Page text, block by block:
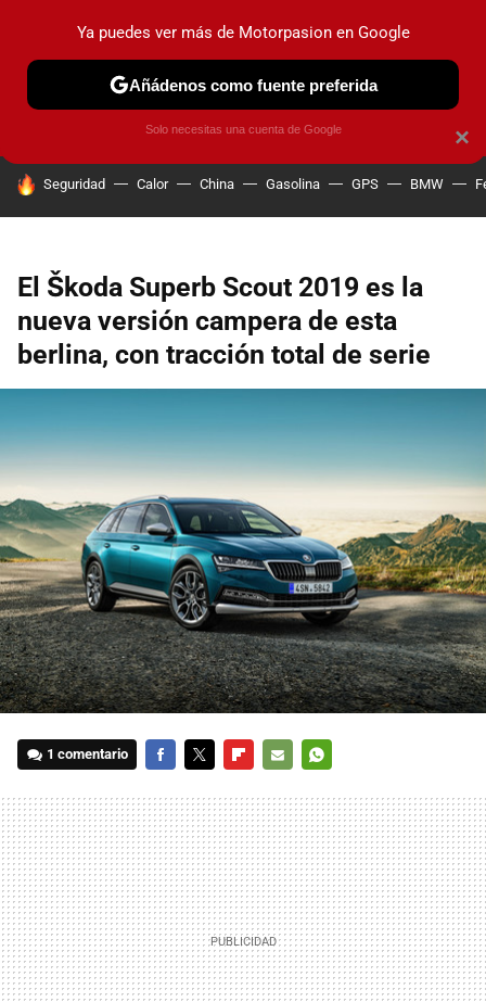
PRUEBAS COCHES ELÉCTRICOS OBSERVATORIO
HOY SE HABLA DE
Seguridad Calor China Gasolina GPS BMW
El Škoda Superb Scout 2019 es la
nueva versión campera de esta
berlina, con tracción total de serie
1 comentario
MAIL
×
Ya puedes ver más de Motorpasion en Google
Añádenos como fuente preferida
Solo necesitas una cuenta de Google